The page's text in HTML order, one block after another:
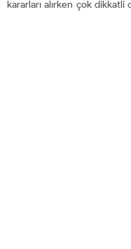
kararları alırken çok